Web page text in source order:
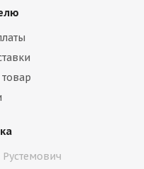
товар